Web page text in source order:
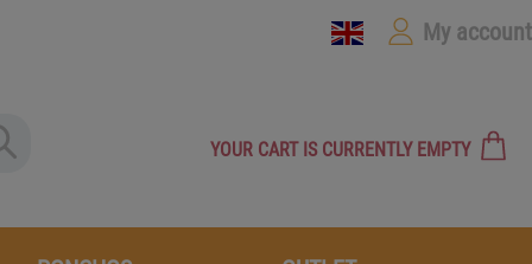
My account
YOUR CART IS CURRENTLY EMPTY